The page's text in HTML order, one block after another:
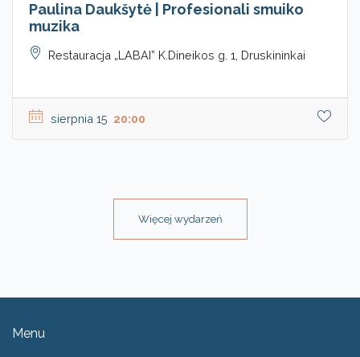
Paulina Daukšytė | Profesionali smuiko
muzika
Restauracja „LABAI” K.Dineikos g. 1, Druskininkai
sierpnia 15 20:00
Więcej wydarzeń
Menu